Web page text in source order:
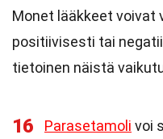
Monet lääkkeet voivat
positiivisesti tai
tietoinen näistä
16 Parasetamoli voi